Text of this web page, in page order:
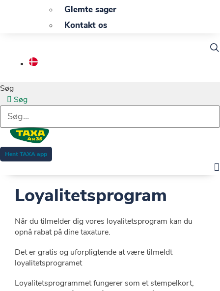
Glemte sager
Kontakt os
Søg
Søg
Hent TAXA app
Loyalitetsprogram
Når du tilmelder dig vores loyalitetsprogram kan du
opnå rabat på dine taxature.
Det er gratis og uforpligtende at være tilmeldt
loyalitetsprogramet
Loyalitetsprogrammet fungerer som et stempelkort,